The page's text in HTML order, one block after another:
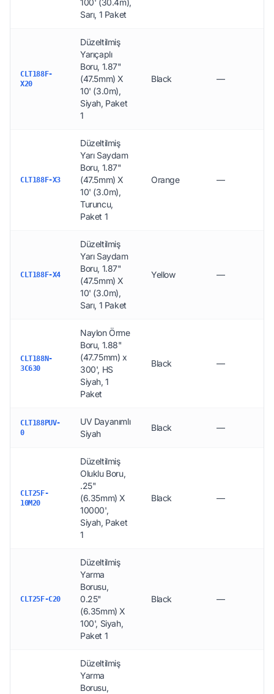
100' (30.4m),
Sarı, 1 Paket
CLT188F-
X20
Düzeltilmiş
Yarıçaplı
Boru, 1.87"
(47.5mm) X
10' (3.0m),
Siyah, Paket
1
Black —
CLT188F-X3
Düzeltilmiş
Yarı Saydam
Boru, 1.87"
(47.5mm) X
10' (3.0m),
Turuncu,
Paket 1
Orange —
CLT188F-X4
Düzeltilmiş
Yarı Saydam
Boru, 1.87"
(47.5mm) X
10' (3.0m),
Sarı, 1 Paket
Yellow —
CLT188N-
3C630
Naylon Örme
Boru, 1.88"
(47.75mm) x
300', HS
Siyah, 1
Paket
Black —
CLT188PUV-
0
UV Dayanımlı
Siyah
Black —
CLT25F-
10M20
Düzeltilmiş
Oluklu Boru,
.25"
(6.35mm) X
10000',
Siyah, Paket
1
Black —
CLT25F-C20
Düzeltilmiş
Yarma
Borusu,
0.25"
(6.35mm) X
100', Siyah,
Paket 1
Black —
Düzeltilmiş
Yarma
Borusu,